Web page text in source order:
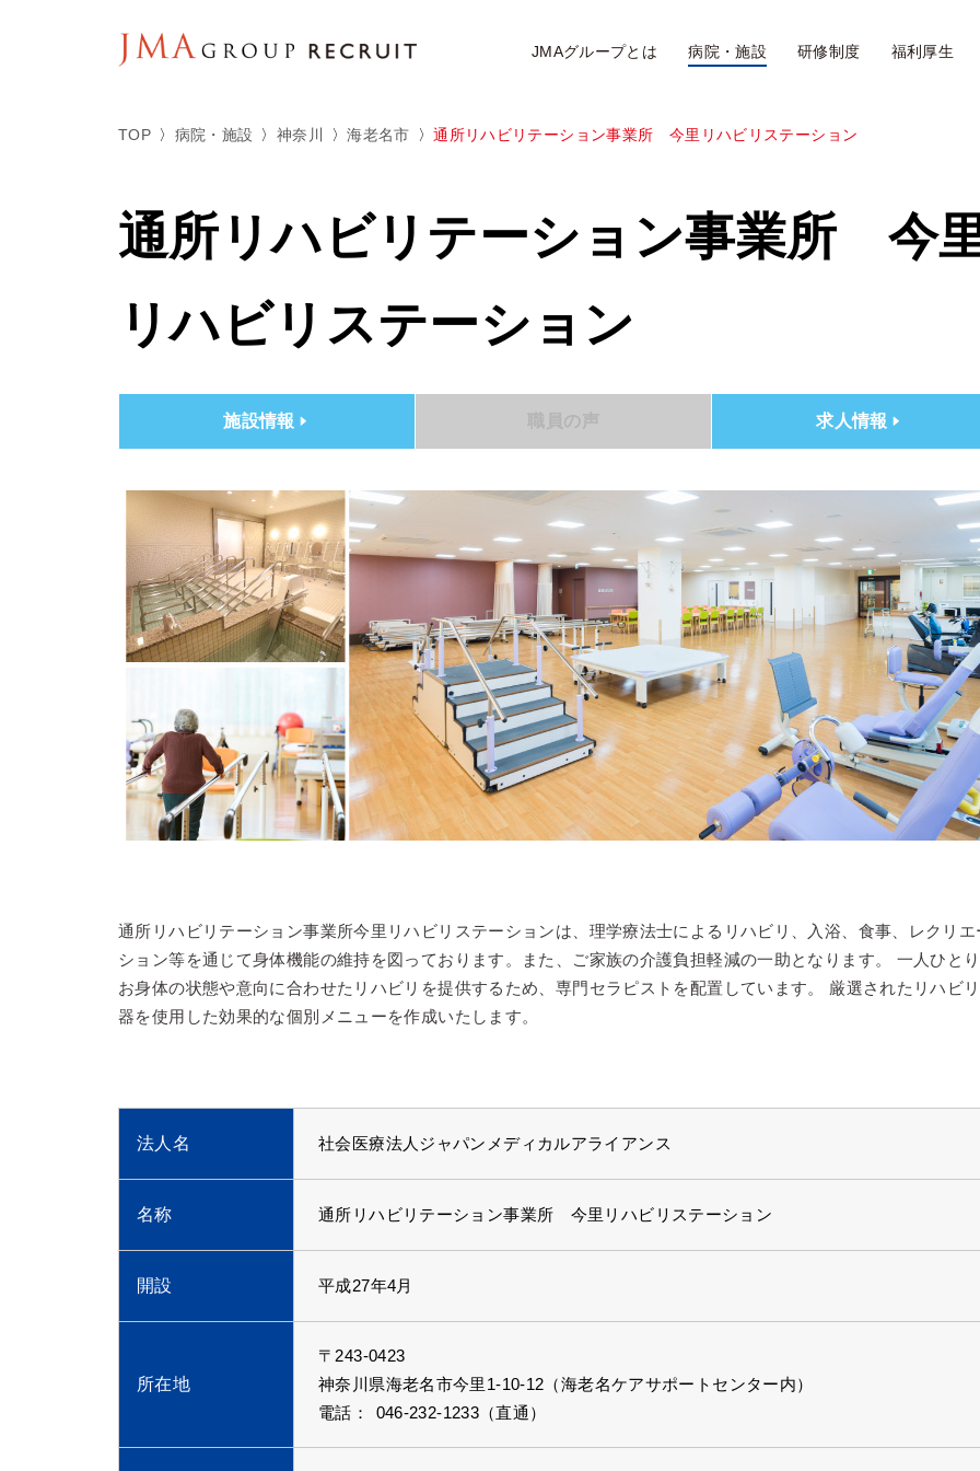
JMAグループとは 病院・施設 研修制度 福利厚生
TOP 病院・施設 神奈川 海老名市 通所リハビリテーション事業所 今里リハビリステーション
通所リハビリテーション事業所 今
リハビリステーション
施設情報 求人情報
通所リハビリテーション事業所今里リハビリステーションは、理学療法士によるリハビリ、入浴、食事、レクリエ
ション等を通じて身体機能の維持を図っております。また、ご家族の介護負担軽減の一助となります。 一人ひと
お身体の状態や意向に合わせたリハビリを提供するため、専門セラピストを配置しています。 厳選されたリハビ
器を使用した効果的な個別メニューを作成いたします。
法人名 社会医療法人ジャパンメディカルアライアンス
名称 通所リハビリテーション事業所 今里リハビリステーション
開設 平成27年4月
所在地
〒243-0423
神奈川県海老名市今里1-10-12（海老名ケアサポートセンター内）
電話：
046-232-1233（直通）